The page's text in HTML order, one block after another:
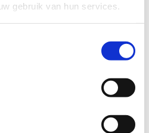
gebruik van hun services.